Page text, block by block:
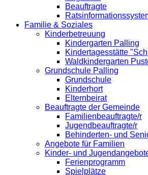
Beauftragte
Familie & Soziales
Kinderbetreuung
Kindergarten Palling
Kindertagesstätte
Waldkindergarten
Grundschule Palling
Grundschule
Kinderhort
Elternbeirat
Beauftragte der Gemeinde
Familienbeauftragte/r
Jugendbeauftragte/r
Behinderten- und
Angebote für Familien
Kinder- und
Ferienprogramm
Spielplätze